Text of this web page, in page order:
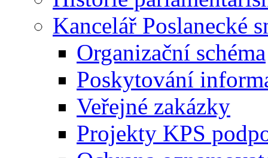
Kancelář Poslanecké
Organizační schéma
Poskytování
Veřejné zakázky
Projekty KPS